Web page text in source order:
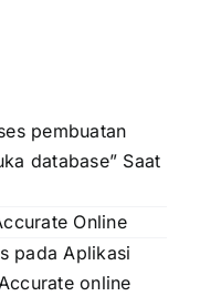
pembuatan
database” Saat
Online
pada Aplikasi
online